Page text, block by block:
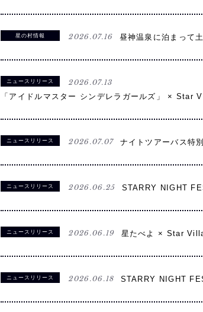
星の村情報 2026.07.16 昼神温泉に泊まって
ニュースリリース 2026.07.13
「アイドルマスター シンデレラガールズ」 × Star
ニュースリリース 2026.07.07 ナイトツアーバス特
ニュースリリース 2026.06.25 STARRY NIGHT
ニュースリリース 2026.06.19 星たべよ × Star
ニュースリリース 2026.06.18 STARRY NIGHT